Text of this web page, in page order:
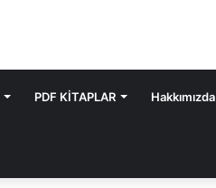
PDF KİTAPLAR Hakkımızda